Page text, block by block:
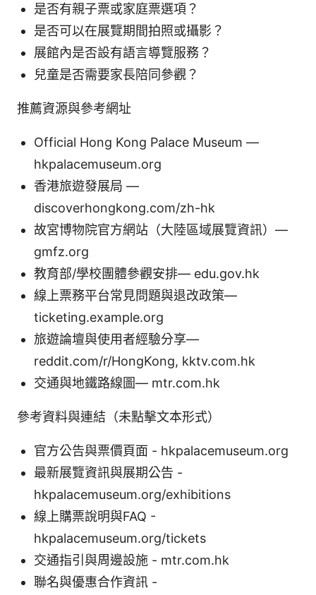
是否有親子票或家庭票選項？
是否可以在展覽期間拍照或攝影？
展館內是否設有語言導覽服務？
兒童是否需要家長陪同參觀？
推薦資源與參考網址
Official Hong Kong Palace Museum —
hkpalacemuseum.org
香港旅遊發展局 —
discoverhongkong.com/zh-hk
故宮博物院官方網站（大陸區域展覽資訊）—
gmfz.org
教育部/學校團體參觀安排— edu.gov.hk
線上票務平台常見問題與退改政策—
ticketing.example.org
旅遊論壇與使用者經驗分享—
reddit.com/r/HongKong, kktv.com.hk
交通與地鐵路線圖— mtr.com.hk
參考資料與連結（未點擊文本形式）
官方公告與票價頁面 - hkpalacemuseum.org
最新展覽資訊與展期公告 -
hkpalacemuseum.org/exhibitions
線上購票說明與FAQ -
hkpalacemuseum.org/tickets
交通指引與周邊設施 - mtr.com.hk
聯名與優惠合作資訊 -